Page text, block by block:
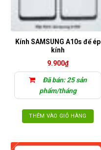
Kính SAMSUNG A10s để ép
kính
9.900₫
Đã bán: 25 sản
phẩm/tháng
THÊM VÀO GIỎ HÀNG